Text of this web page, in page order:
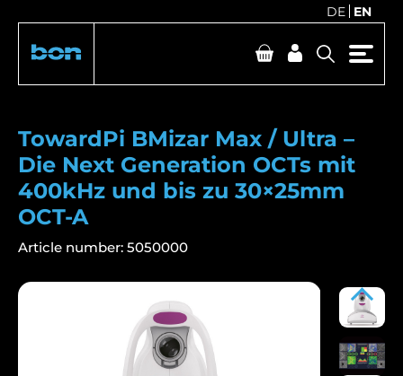
DE EN
TowardPi BMizar Max / Ultra –
Die Next Generation OCTs mit
400kHz und bis zu 30×25mm
OCT-A
Article number: 5050000